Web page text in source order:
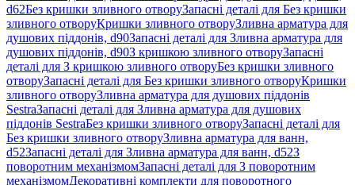
d62Без кришки зливного отворуЗапасні деталі для Без кришки
зливного отворуКришки зливного отворуЗливна арматура для
душових піддонів, d90Запасні деталі для Зливна арматура для
душових піддонів, d90З кришкою зливного отворуЗапасні
деталі для З кришкою зливного отворуБез кришки зливного
отворуЗапасні деталі для Без кришки зливного отворуКришки
зливного отворуЗливна арматура для душових піддонів
SestraЗапасні деталі для Зливна арматура для душових
піддонів SestraБез кришки зливного отворуЗапасні деталі для
Без кришки зливного отворуЗливна арматура для ванн,
d52Запасні деталі для Зливна арматура для ванн, d52З
поворотним механізмомЗапасні деталі для З поворотним
механізмомДекоративні комплекти для поворотного